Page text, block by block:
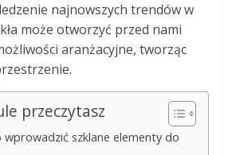
najnowszych trendów w
może otworzyć przed nami
aranżacyjne, tworząc
przeczytasz
szklane elementy do